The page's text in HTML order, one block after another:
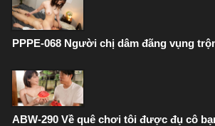
PPPE-068 Người chị dâm đãng vụng
ABW-290 Về quê chơi tôi được đụ cô